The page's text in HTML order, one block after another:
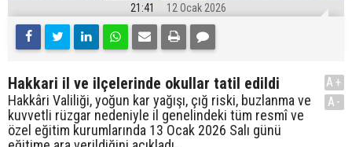
21:41 12 Ocak 2026
Hakkari il ve ilçelerinde okullar tatil edildi
Hakkâri Valiliği, yoğun kar yağışı, çığ riski, buzlanma ve
kuvvetli rüzgar nedeniyle il genelindeki tüm resmî ve
özel eğitim kurumlarında 13 Ocak 2026 Salı günü
A+
A-